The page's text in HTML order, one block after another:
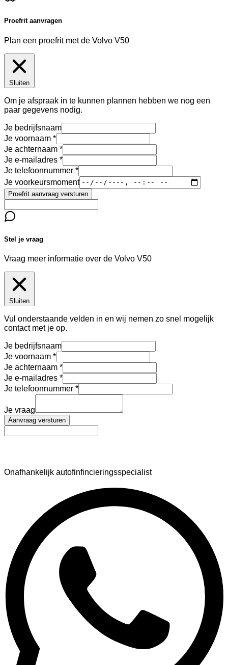
Proefrit aanvragen
Plan een proefrit met de Volvo V50
Sluiten
Om je afspraak in te kunnen plannen hebben we nog een
paar gegevens nodig.
Je bedrijfsnaam
Je voornaam
Je achternaam
Je e-mailadres
Je telefoonnummer
Je voorkeursmoment
Proefrit aanvraag versturen
Stel je vraag
Vraag meer informatie over de Volvo V50
Sluiten
Vul onderstaande velden in en wij nemen zo snel mogelijk
contact met je op.
Je bedrijfsnaam
Je voornaam
Je achternaam
Je e-mailadres
Je telefoonnummer
Je vraag
Aanvraag versturen
Onafhankelijk autofinfincieringsspecialist